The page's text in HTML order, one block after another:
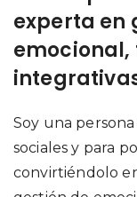
experta en
Soy una
sociales y para
convirtiéndolo